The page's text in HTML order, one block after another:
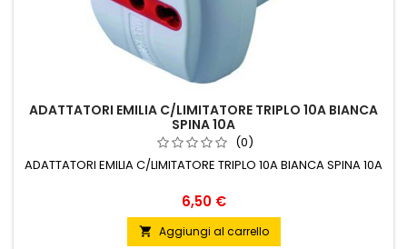
ADATTATORI EMILIA C/LIMITATORE TRIPLO 10A BIANCA
SPINA 10A
(0)
ADATTATORI EMILIA C/LIMITATORE TRIPLO 10A BIANCA SPINA 10A
Prezzo
6,50 €
 Aggiungi al carrello